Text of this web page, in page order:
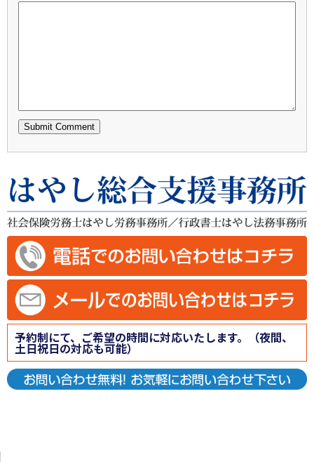
予約制にて、ご希望の時間に対応いたします。（夜間、
土日祝日の対応も可能）